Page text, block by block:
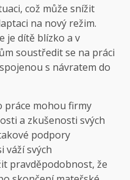
což může snížit
na nový režim.
je dítě blízko a v
soustředit se na práci
s návratem do
práce mohou firmy
a zkušenosti svých
podpory
váží svých
pravděpodobnost, že